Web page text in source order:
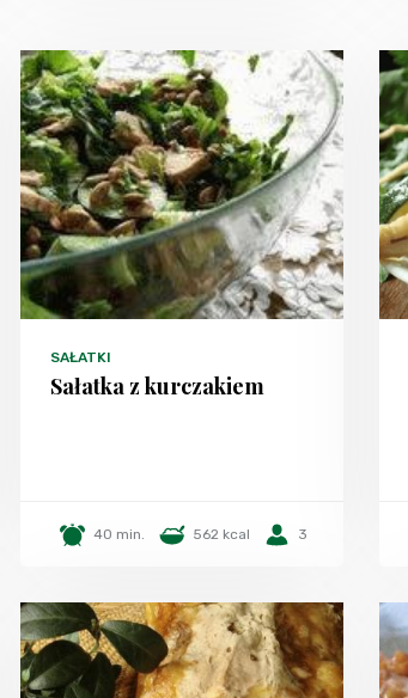
SAŁATKI
Sałatka z kurczakiem
40 min. 562 kcal 3